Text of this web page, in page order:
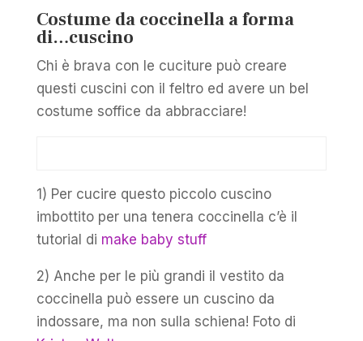
Costume da coccinella a forma
di…cuscino
Chi è brava con le cuciture può creare
questi cuscini con il feltro ed avere un bel
costume soffice da abbracciare!
1) Per cucire questo piccolo cuscino
imbottito per una tenera coccinella c’è il
tutorial di make baby stuff
2) Anche per le più grandi il vestito da
coccinella può essere un cuscino da
indossare, ma non sulla schiena! Foto di